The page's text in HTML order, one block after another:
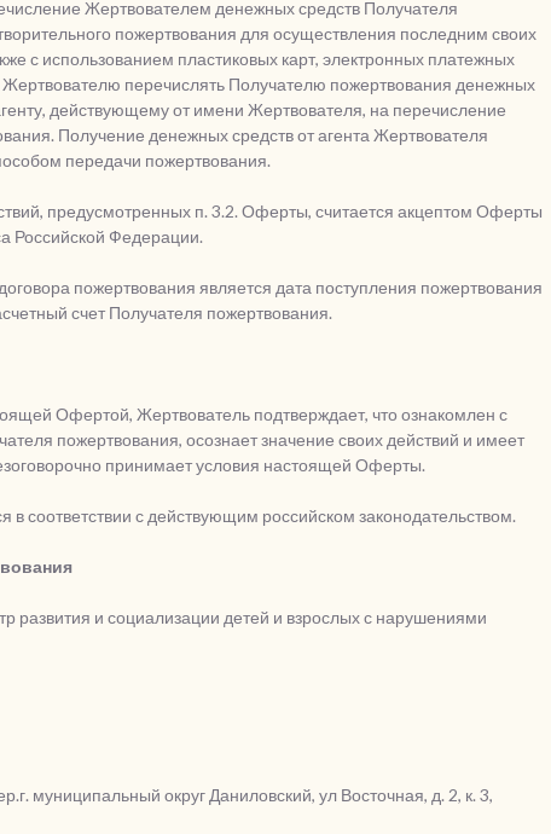
Жертвователем денежных средств Получателя
пожертвования для осуществления последним своих
с использованием пластиковых карт, электронных платежных
перечислять Получателю пожертвования денежных
действующему от имени Жертвователя, на перечисление
Получение денежных средств от агента Жертвователя
передачи пожертвования.
предусмотренных п. 3.2. Оферты, считается акцептом Оферты
Российской Федерации.
пожертвования является дата поступления пожертвования
счет Получателя пожертвования.
Офертой, Жертвователь подтверждает, что ознакомлен с
пожертвования, осознает значение своих действий и имеет
принимает условия настоящей Оферты.
соответствии с действующим российском законодательством.
развития и социализации детей и взрослых с нарушениями
муниципальный округ Даниловский, ул Восточная, д. 2, к. 3,